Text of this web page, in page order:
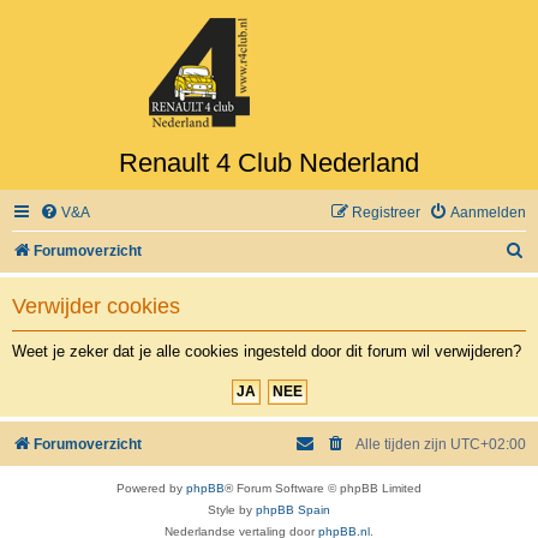
Renault 4 Club Nederland
V&A Aanmelden
Registreer
Forumoverzicht
o
Verwijder cookies
Weet je zeker dat je alle cookies ingesteld door dit forum wil verwijderen?
Forumoverzicht Alle tijden zijn UTC+02:00
Powered by phpBB® Forum Software © phpBB Limited
Style by phpBB Spain
Nederlandse vertaling doorphpBB.nl